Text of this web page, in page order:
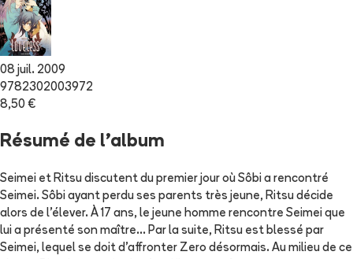
08 juil. 2009
9782302003972
8,50 €
Résumé de l'album
Seimei et Ritsu discutent du premier jour où Sôbi a rencontré
Seimei. Sôbi ayant perdu ses parents très jeune, Ritsu décide
alors de l'élever. À 17 ans, le jeune homme rencontre Seimei que
lui a présenté son maître... Par la suite, Ritsu est blessé par
Seimei, lequel se doit d'affronter Zero désormais. Au milieu de ce